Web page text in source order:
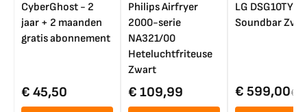
CyberGhost - 2
jaar + 2 maanden
gratis abonnement
€ 45,50
Philips Airfryer
2000-serie
NA321/00
Heteluchtfriteuse
Zwart
€ 109,99
LG DSG10TY
Soundbar
€ 599,00€